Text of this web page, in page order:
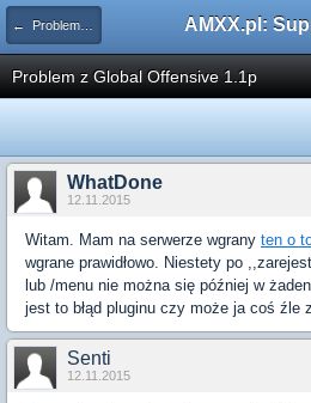
← Problemy z pluginami
Problem z Global Offensive 1.1p
WhatDone
12.11.2015
Witam. Mam na serwerze wgrany ten o
wgrane prawidłowo. Niestety po
lub /menu nie można się później w
jest to błąd pluginu czy może ja coś źle
Senti
12.11.2015